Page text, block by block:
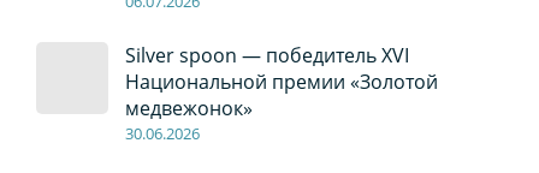
Silver spoon — победитель XVI
Национальной премии «Золотой
медвежонок»
30.06.2026